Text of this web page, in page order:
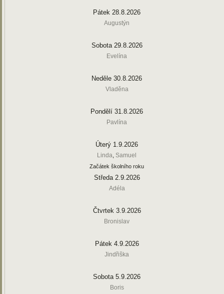
Pátek 28.8.2026
Augustýn
Sobota 29.8.2026
Evelína
Neděle 30.8.2026
Vladěna
Pondělí 31.8.2026
Pavlína
Úterý 1.9.2026
Linda, Samuel
Začátek školního roku
Středa 2.9.2026
Adéla
Čtvrtek 3.9.2026
Bronislav
Pátek 4.9.2026
Jindřiška
Sobota 5.9.2026
Boris